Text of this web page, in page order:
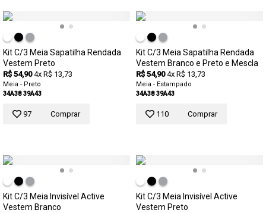
Kit C/3 Meia Sapatilha Rendada
Vestem Preto
R$ 54,90 4x R$ 13,73
Meia - Preto
34A38 39A43
97 Comprar
Kit C/3 Meia Sapatilha Rendada
Vestem Branco e Preto e Mescla
R$ 54,90 4x R$ 13,73
Meia - Estampado
34A38 39A43
110 Comprar
Kit C/3 Meia Invisível Active
Vestem Branco
Kit C/3 Meia Invisível Active
Vestem Preto